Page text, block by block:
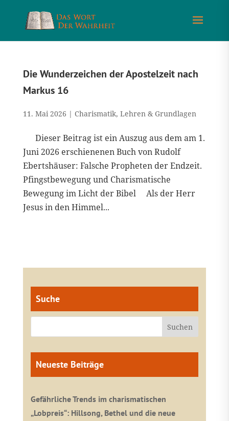
Die Wunderzeichen der Apostelzeit nach
Markus 16
11. Mai 2026 | Charismatik, Lehren & Grundlagen
Dieser Beitrag ist ein Auszug aus dem am 1.
Juni 2026 erschienenen Buch von Rudolf
Ebertshäuser: Falsche Propheten der Endzeit.
Pfingstbewegung und Charismatische
Bewegung im Licht der Bibel Als der Herr
Jesus in den Himmel...
Suche
Neueste Beiträge
Gefährliche Trends im charismatischen
„Lobpreis“: Hillsong, Bethel und die neue